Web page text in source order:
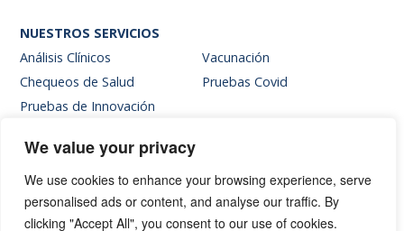
We value your privacy
We use cookies to enhance your browsing experience, serve
personalised ads or content, and analyse our traffic. By
clicking "Accept All", you consent to our use of cookies.
NUESTROS SERVICIOS
Análisis Clínicos
Chequeos de Salud
Pruebas de Innovación
Vacunación
Pruebas Covid
Web de resultados